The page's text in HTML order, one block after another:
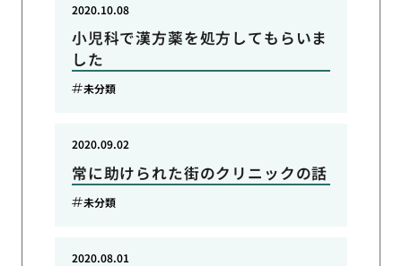
小児科で漢方薬を処方してもらいま
した
2020.10.08
未分類
常に助けられた街のクリニックの話
2020.09.02
未分類
2020.08.01